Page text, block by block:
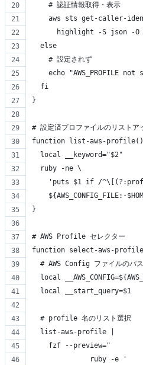
    # 認証情報取得・表示
aws sts get-caller-
highlight -S json -O
  else
    # 設定されず
echo "AWS_PROFILE not
  fi
}
# 設定済プロファイルのリストア
function list-aws-
  local __keyword="$2"
  ruby -ne \
'puts $1 if /
${AWS_CONFIG_FILE:-
}
# AWS Profile セレクター
function select-aws-
  # AWS Config ファイルのパス
local
  local __start_query=$1
  # profile 名のリスト選択
  list-aws-profile |
    fzf --preview="
              ruby -e '